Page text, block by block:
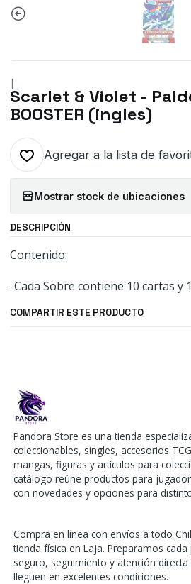
|
Scarlet & Violet -
BOOSTER (ingles)
Agregar a la lista de
Mostrar stock de ubicaciones
DESCRIPCIÓN
Contenido:
-Cada Sobre contiene 10 cartas y
COMPARTIR ESTE PRODUCTO
Pandora Store es una tienda
coleccionables, singles, accesorios
mangas, figuras y artículos para
catálogo reúne productos para
con novedades y opciones para
Compra en línea con envíos a todo
tienda física en Laja. Preparamos
seguro, seguimiento y atención
lleguen en excelentes condiciones.